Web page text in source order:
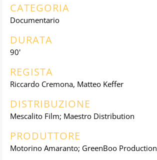
CATEGORIA
Documentario
DURATA
90'
REGISTA
Riccardo Cremona, Matteo Keffer
DISTRIBUZIONE
Mescalito Film; Maestro Distribution
PRODUTTORE
Motorino Amaranto; GreenBoo Production